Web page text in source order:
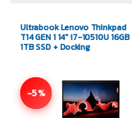
Ultrabook Lenovo Thinkpad
T14 GEN 1 14″ i7-10510U 16GB
1TB SSD + Docking
-5%